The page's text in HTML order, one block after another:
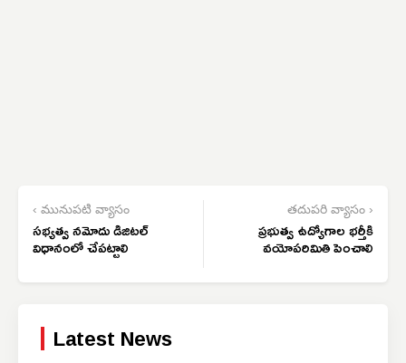
‹ మునుపటి వ్యాసం
సభ్యత్వ నమోదు డిజిటల్
విధానంలో చేపట్టాలి
తదుపరి వ్యాసం ›
ప్రభుత్వ ఉద్యోగాల భర్తీకి
వయోపరిమితి పెంచాలి
Latest News